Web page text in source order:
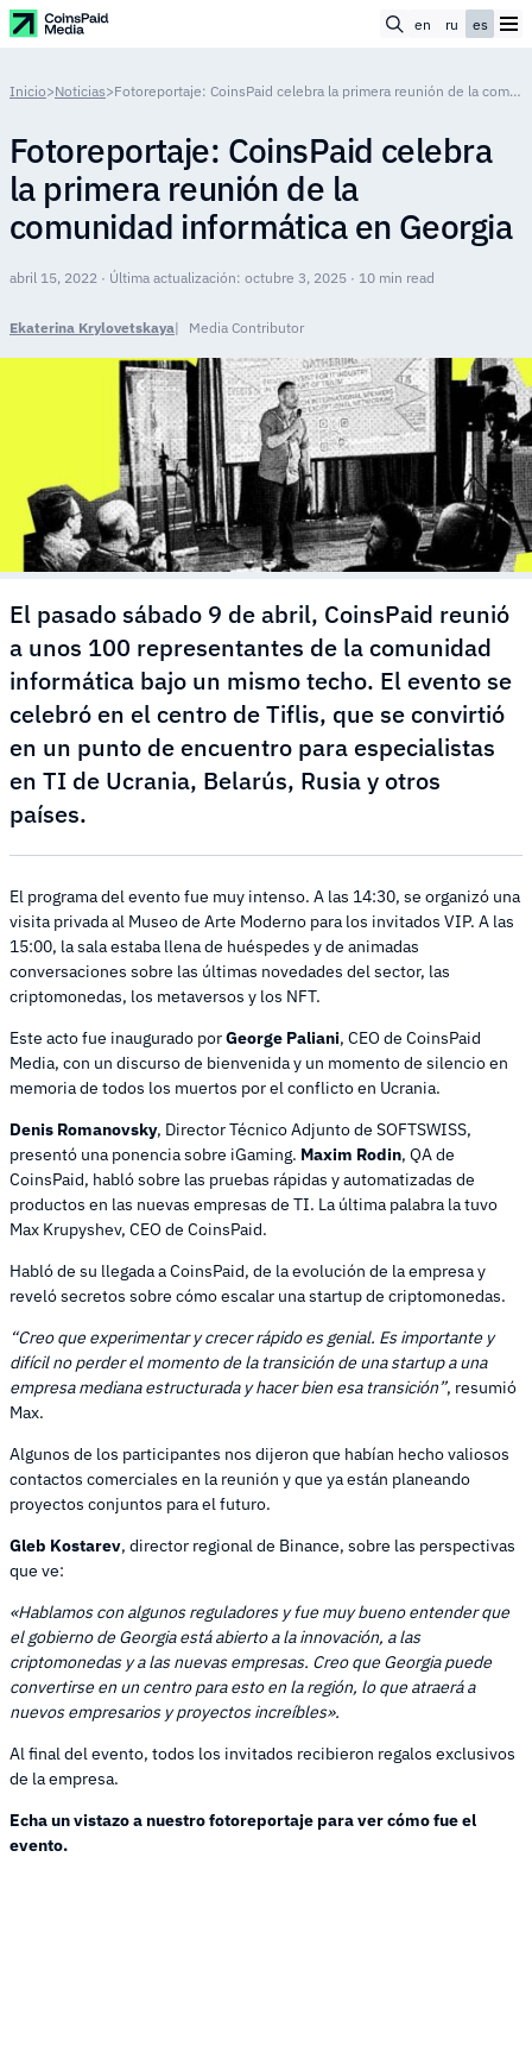
en ru es
Inicio>Noticias> Fotoreportaje: CoinsPaid celebra la primera reunión de la comunidad informática en Georgia
Fotoreportaje: CoinsPaid celebra
la primera reunión de la
comunidad informática en Georgia
abril 15, 2022 · Última actualización: octubre 3, 2025 · 10 min read
Ekaterina Krylovetskaya Media Contributor
El pasado sábado 9 de abril, CoinsPaid reunió
a unos 100 representantes de la comunidad
informática bajo un mismo techo. El evento se
celebró en el centro de Tiflis, que se convirtió
en un punto de encuentro para especialistas
en TI de Ucrania, Belarús, Rusia y otros
países.
El programa del evento fue muy intenso. A las 14:30, se organizó una
visita privada al Museo de Arte Moderno para los invitados VIP. A las
15:00, la sala estaba llena de huéspedes y de animadas
conversaciones sobre las últimas novedades del sector, las
criptomonedas, los metaversos y los NFT.
Este acto fue inaugurado porGeorge Paliani, CEO de CoinsPaid
Media, con un discurso de bienvenida y un momento de silencio en
memoria de todos los muertos por el conflicto en Ucrania.
Denis Romanovsky, Director Técnico Adjunto de SOFTSWISS,
presentó una ponencia sobre iGaming. Maxim Rodin, QA de
CoinsPaid, habló sobre las pruebas rápidas y automatizadas de
productos en las nuevas empresas de TI. La última palabra la tuvo
Max Krupyshev, CEO de CoinsPaid.
Habló de su llegada a CoinsPaid, de la evolución de la empresa y
reveló secretos sobre cómo escalar una startup de criptomonedas.
“Creo que experimentar y crecer rápido es genial. Es importante y
difícil no perder el momento de la transición de una startup a una
empresa mediana estructurada y hacer bien esa transición”, resumió
Max.
Algunos de los participantes nos dijeron que habían hecho valiosos
contactos comerciales en la reunión y que ya están planeando
proyectos conjuntos para el futuro.
Gleb Kostarev, director regional de Binance, sobre las perspectivas
que ve:
«Hablamos con algunos reguladores y fue muy bueno entender que
el gobierno de Georgia está abierto a la innovación, a las
criptomonedas y a las nuevas empresas. Creo que Georgia puede
convertirse en un centro para esto en la región, lo que atraerá a
nuevos empresarios y proyectos increíbles».
Al final del evento, todos los invitados recibieron regalos exclusivos
de la empresa.
Echa un vistazo a nuestro fotoreportaje para ver cómo fue el
evento.